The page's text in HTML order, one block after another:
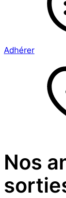
Adhérer
Nos